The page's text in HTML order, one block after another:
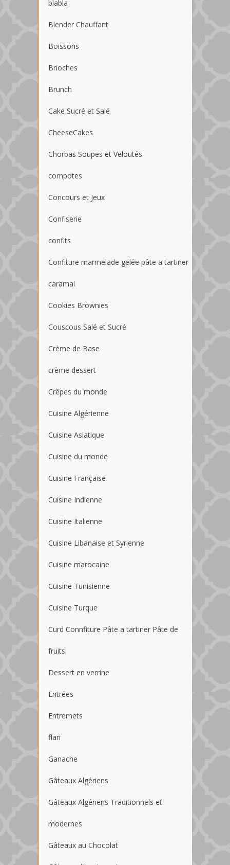
blabla
Blender Chauffant
Boissons
Brioches
Brunch
Cake Sucré et Salé
CheeseCakes
Chorbas Soupes et Veloutés
compotes
Concours et Jeux
Confiserie
confits
Confiture marmelade gelée pâte a tartiner
caramal
Cookies Brownies
Couscous Salé et Sucré
Crème de Base
crème dessert
Crêpes du monde
Cuisine Algérienne
Cuisine Asiatique
Cuisine du monde
Cuisine Française
Cuisine Indienne
Cuisine Italienne
Cuisine Libanaise et Syrienne
Cuisine marocaine
Cuisine Tunisienne
Cuisine Turque
Curd Connfiture Pâte a tartiner Pâte de
fruits
Dessert en verrine
Entrées
Entremets
flan
Ganache
Gâteaux Algériens
Gâteaux Algériens Traditionnels et
modernes
Gâteaux au Chocolat